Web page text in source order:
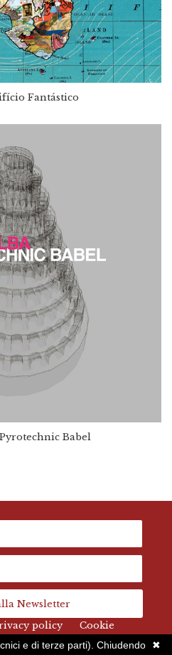
Fantástico
Babel
Newsletter
policy Cookie
✖
e di terze parti). Chiudendo